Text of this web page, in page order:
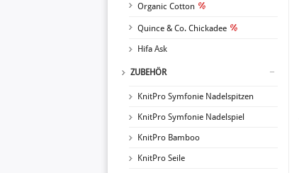
Organic Cotton
Quince & Co. Chickadee
Hifa Ask
ZUBEHÖR
KnitPro Symfonie Nadelspitzen
KnitPro Symfonie Nadelspiel
KnitPro Bamboo
KnitPro Seile